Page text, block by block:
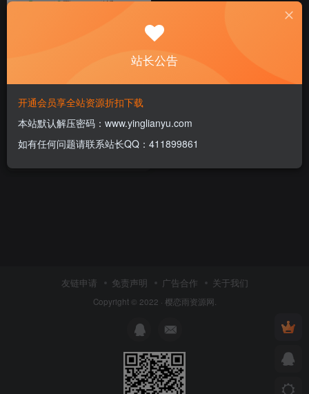
arm源码/APP加固/逆向/脱壳/
注册机
付费资源 ￥5 APP源码
友链申请 免责声明 广告合作 关于我们
Copyright © 2022 · 樱恋雨资源网
站长公告
开通会员享全站资源折扣下载
本站默认解压密码：www.yinglianyu.com
如有任何问题请联系站长QQ：411899861